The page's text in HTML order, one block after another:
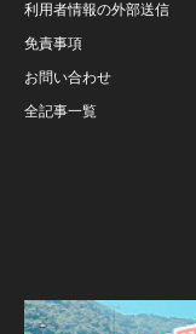
利用者情報の外部送信
免責事項
お問い合わせ
全記事一覧